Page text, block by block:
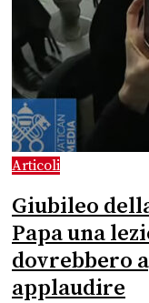
Articoli
Giubileo
Papa una
dovrebbero
applaudire